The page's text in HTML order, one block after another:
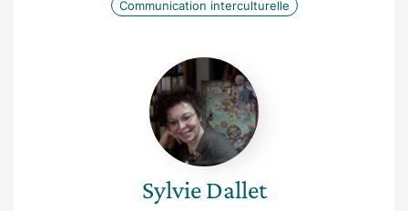
Communication interculturelle
Sylvie
Dallet
Sylvie Dallet